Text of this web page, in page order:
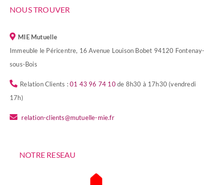
NOUS TROUVER
MIE Mutuelle
Immeuble le Péricentre, 16 Avenue Louison Bobet 94120 Fontenay-
sous-Bois
Relation Clients :01 43 96 74 10de 8h30 à 17h30 (vendredi
17h)
relation-clients@mutuelle-mie.fr
NOTRE RESEAU